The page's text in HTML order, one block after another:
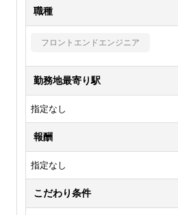
職種
フロントエンドエンジニア
勤務地最寄り駅
指定なし
報酬
指定なし
こだわり条件